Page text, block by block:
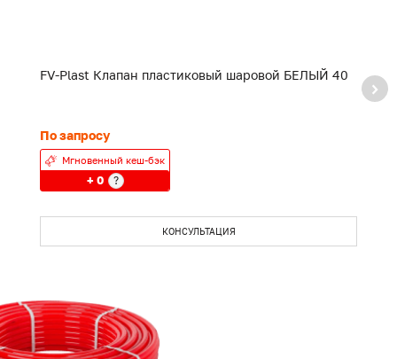
FV-Plast Клапан пластиковый шаровой БЕЛЫЙ 40
По запросу
Мгновенный кеш-бэк
+ 0 ?
КОНСУЛЬТАЦИЯ